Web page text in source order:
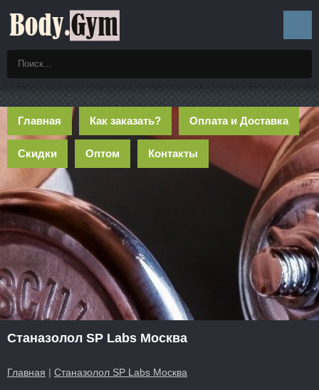
Главная Как заказать? Оплата и Доставка
Скидки Оптом Контакты
Станазолол SP Labs Москва
Главная | Станазолол SP Labs Москва